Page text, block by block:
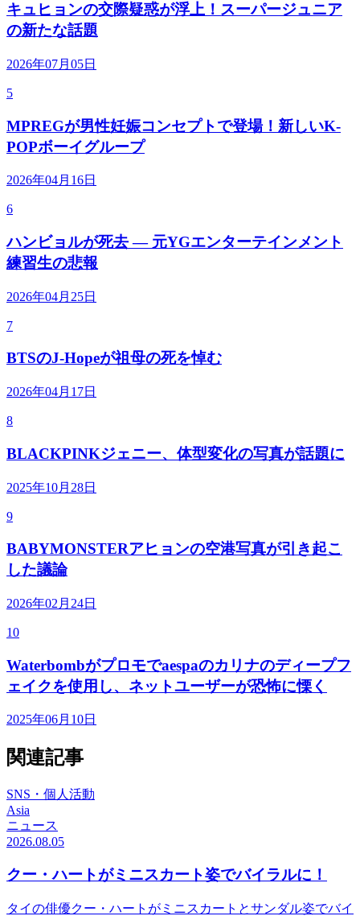
キュヒョンの交際疑惑が浮上！スーパージュニア
の新たな話題
2026年07月05日
5
MPREGが男性妊娠コンセプトで登場！新しいK-
POPボーイグループ
2026年04月16日
6
ハンビョルが死去 — 元YGエンターテインメント
練習生の悲報
2026年04月25日
7
BTSのJ-Hopeが祖母の死を悼む
2026年04月17日
8
BLACKPINKジェニー、体型変化の写真が話題に
2025年10月28日
9
BABYMONSTERアヒョンの空港写真が引き起こ
した議論
2026年02月24日
10
Waterbombがプロモでaespaのカリナのディープフ
ェイクを使用し、ネットユーザーが恐怖に慄く
2025年06月10日
関連記事
SNS・個人活動
Asia
ニュース
2026.08.05
クー・ハートがミニスカート姿でバイラルに！
タイの俳優クー・ハートがミニスカートとサンダル姿でバイ